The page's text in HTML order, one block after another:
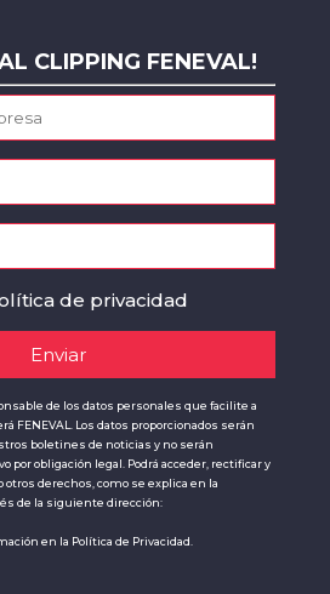
CLIPPING FENEVAL!
de privacidad
de los datos personales que facilite a
FENEVAL. Los datos proporcionados serán
boletines de noticias y no serán
por obligación legal. Podrá acceder, rectificar y
derechos, como se explica en la
de la siguiente dirección:
en la Política de Privacidad.